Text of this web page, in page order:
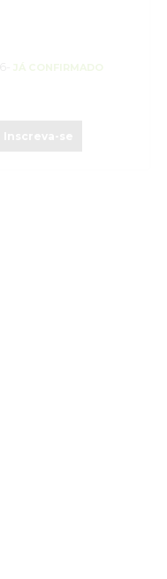
JÁ CONFIRMADO